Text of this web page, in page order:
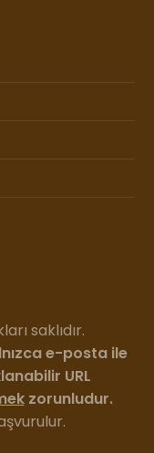
saklıdır.
e-posta ile
URL
zorunludur.